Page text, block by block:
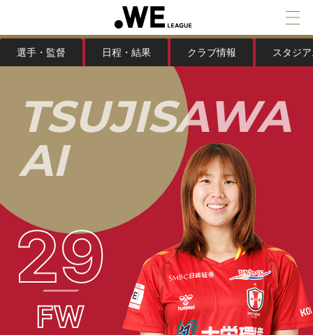
選手・監督 日程・結果 クラブ情報 スタジ
TSUJISAWA
AI
29
FW